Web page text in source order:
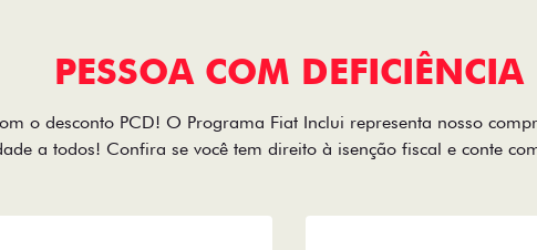
PESSOA COM DEFICIÊNCIA
o desconto PCD! O Programa Fiat Inclui representa nosso
a todos! Confira se você tem direito à isenção fiscal e conte